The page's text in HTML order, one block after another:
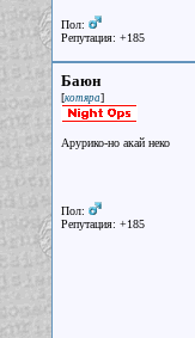
Пол:
Репутация: +185
Баюн
[котяра]
Арурико-но акай неко
Пол:
Репутация: +185